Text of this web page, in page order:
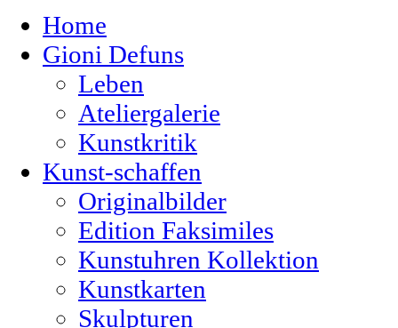
Home
Gioni Defuns
Leben
Ateliergalerie
Kunstkritik
Kunst-schaffen
Originalbilder
Edition Faksimiles
Kunstuhren Kollektion
Kunstkarten
Skulpturen